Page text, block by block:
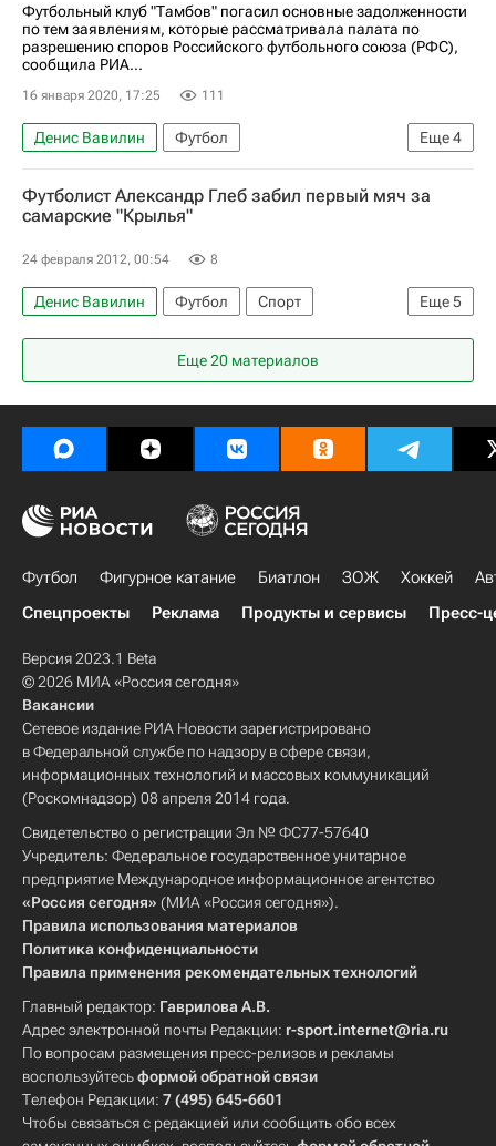
Футбольный клуб "Тамбов" погасил основные задолженности
по тем заявлениям, которые рассматривала палата по
разрешению споров Российского футбольного союза (РФС),
сообщила РИА...
16 января 2020, 17:25 111
Еще4
Денис Вавилин
Футбол
Александр Григорян
РПЛ 2026-2027 (Чемпионат России по футболу)
Футболист Александр Глеб забил первый мяч за
самарские "Крылья"
24 февраля 2012, 00:54 8
Еще5
Денис Вавилин Футбол
Спорт
РПЛ 2026-2027 (Чемпионат России по футболу)
Александр Глеб
Владимир Приёмов
Павел Яковлев
Еще 20 материалов
Футбол Фигурное катание Биатлон ЗОЖ Хоккей
Спецпроекты
Реклама Продукты и сервисы Пресс-
Версия 2023.1 Beta
© 2026 МИА «Россия сегодня»
Вакансии
Сетевое издание РИА Новости зарегистрировано
в Федеральной службе по надзору в сфере связи,
информационных технологий и массовых коммуникаций
(Роскомнадзор) 08 апреля 2014 года.
Свидетельство о регистрации Эл № ФС77-57640
Учредитель: Федеральное государственное унитарное
предприятие Международное информационное агентство
«Россия сегодня» (МИА «Россия сегодня»).
Правила использования материалов
Политика конфиденциальности
Правила применения рекомендательных технологий
Главный редактор: Гаврилова А.В.
Адрес электронной почты Редакции: r-sport.internet@ria.ru
По вопросам размещения пресс-релизов и рекламы
воспользуйтесьформой обратной связи
Телефон Редакции: 7 (495) 645-6601
Чтобы связаться с редакцией или сообщить обо всех